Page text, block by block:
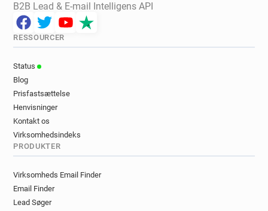
B2B Lead & E-mail Intelligens API
RESSOURCER
Status
Blog
Prisfastsættelse
Henvisninger
Kontakt os
Virksomhedsindeks
PRODUKTER
Virksomheds Email Finder
Email Finder
Lead Søger